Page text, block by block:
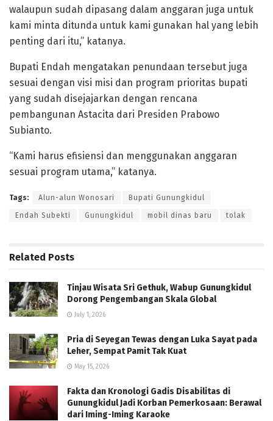
walaupun sudah dipasang dalam anggaran juga untuk
kami minta ditunda untuk kami gunakan hal yang lebih
penting dari itu,” katanya.
Bupati Endah mengatakan penundaan tersebut juga
sesuai dengan visi misi dan program prioritas bupati
yang sudah disejajarkan dengan rencana
pembangunan Astacita dari Presiden Prabowo
Subianto.
“Kami harus efisiensi dan menggunakan anggaran
sesuai program utama,” katanya.
Tags: Alun-alun Wonosari Bupati Gunungkidul
Endah Subekti Gunungkidul mobil dinas baru tolak
Related Posts
Tinjau Wisata Sri Gethuk, Wabup Gunungkidul
Dorong Pengembangan Skala Global
July 1, 2026
Pria di Seyegan Tewas dengan Luka Sayat pada
Leher, Sempat Pamit Tak Kuat
May 15, 2026
Fakta dan Kronologi Gadis Disabilitas di
Gunungkidul Jadi Korban Pemerkosaan: Berawal
dari Iming-Iming Karaoke